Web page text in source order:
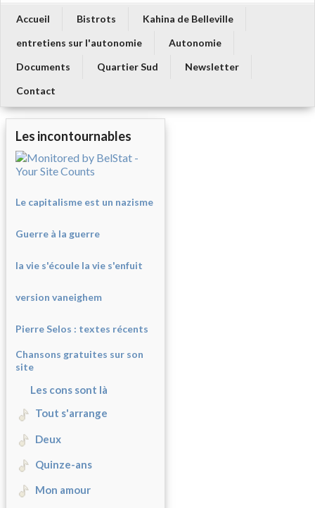
Accueil Bistrots
Kahina de Belleville
entretiens sur l'autonomie
Autonomie
Documents
Quartier Sud
Newsletter
Contact
Les incontournables
Le capitalisme est un nazisme
Guerre à la guerre
la vie s'écoule la vie s'enfuit
version vaneighem
Pierre Selos : textes récents
Chansons gratuites sur son
site
Les cons sont là
Tout s'arrange
Deux
Quinze-ans
Mon amour